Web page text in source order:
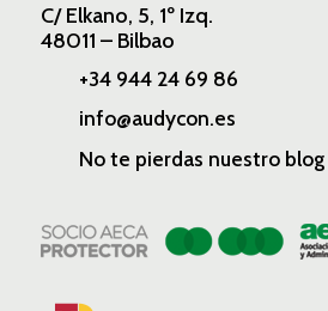
C/ Elkano, 5, 1º Izq.
48011 – Bilbao
+34 944 24 69 86
info@audycon.es
No te pierdas nuestro blog